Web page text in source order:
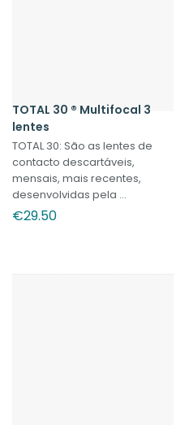
TOTAL 30 ® Multifocal 3
lentes
TOTAL 30: São as lentes de
contacto descartáveis,
mensais, mais recentes,
desenvolvidas pela ...
€29.50